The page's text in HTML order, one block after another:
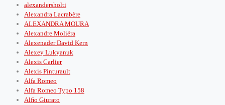
alexandersholti
Alexandra Lacrabère
ALEXANDRA MOURA
Alexandre Moliéra
Alexenader David Kern
Alexey Lukyanuk
Alexis Carlier
Alexis Pinturault
Alfa Romeo
Alfa Romeo Typo 158
Alﬁo Giurato